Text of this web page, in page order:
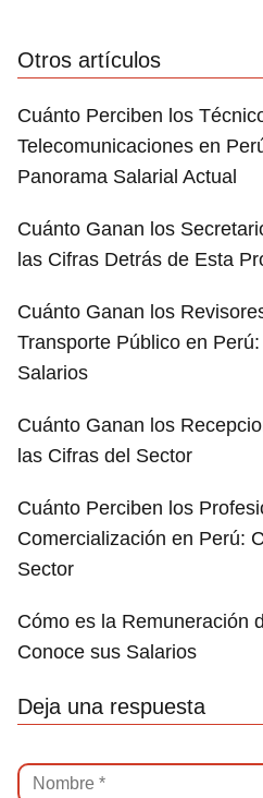
Otros artículos
Cuánto Perciben los
Telecomunicaciones en
Panorama Salarial Actual
Cuánto Ganan los
las Cifras Detrás de Esta
Cuánto Ganan los
Transporte Público en
Salarios
Cuánto Ganan los
las Cifras del Sector
Cuánto Perciben los
Comercialización en Perú:
Sector
Cómo es la Remuneración
Conoce sus Salarios
Deja una respuesta